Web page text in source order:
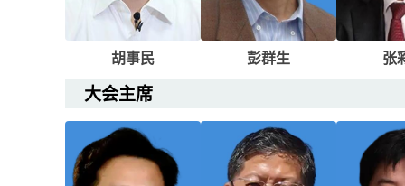
胡事民 彭群生 张
大会主席